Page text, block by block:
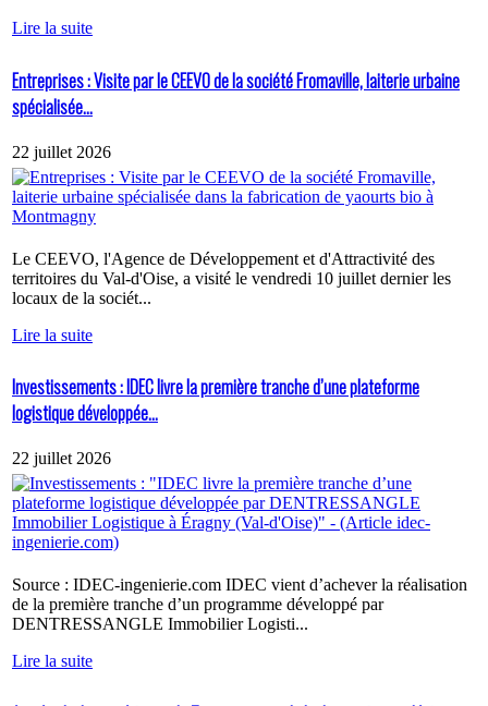
Lire la suite
Entreprises : Visite par le CEEVO de la société Fromaville, laiterie urbaine
spécialisée...
22 juillet 2026
Le CEEVO, l'Agence de Développement et d'Attractivité des
territoires du Val-d'Oise, a visité le vendredi 10 juillet dernier les
locaux de la sociét...
Lire la suite
Investissements : IDEC livre la première tranche d’une plateforme
logistique développée...
22 juillet 2026
Source : IDEC-ingenierie.com IDEC vient d’achever la réalisation
de la première tranche d’un programme développé par
DENTRESSANGLE Immobilier Logisti...
Lire la suite